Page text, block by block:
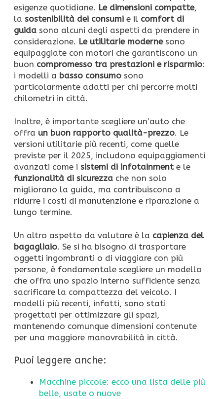
esigenze quotidiane. Le dimensioni compatte,
la sostenibilità dei consumi e il comfort di
guida sono alcuni degli aspetti da prendere in
considerazione. Le utilitarie modernesono
equipaggiate con motori che garantiscono un
buon compromesso tra prestazioni e risparmio:
i modelli a basso consumo sono
particolarmente adatti per chi percorre molti
chilometri in città.
Inoltre, è importante scegliere un’auto che
offra un buon rapporto qualità-prezzo. Le
versioni utilitarie più recenti, come quelle
previste per il 2025, includono equipaggiamenti
avanzati come i sistemi di infotainmente le
funzionalità di sicurezza che non solo
migliorano la guida, ma contribuiscono a
ridurre i costi di manutenzione e riparazione a
lungo termine.
Un altro aspetto da valutare è la capienza del
bagagliaio. Se si ha bisogno di trasportare
oggetti ingombranti o di viaggiare con più
persone, è fondamentale scegliere un modello
che offra uno spazio interno sufficiente senza
sacrificare la compattezza del veicolo. I
modelli più recenti, infatti, sono stati
progettati per ottimizzare gli spazi,
mantenendo comunque dimensioni contenute
per una maggiore manovrabilità in città.
Puoi leggere anche:
Macchine piccole: ecco una lista delle più
belle, usate o nuove